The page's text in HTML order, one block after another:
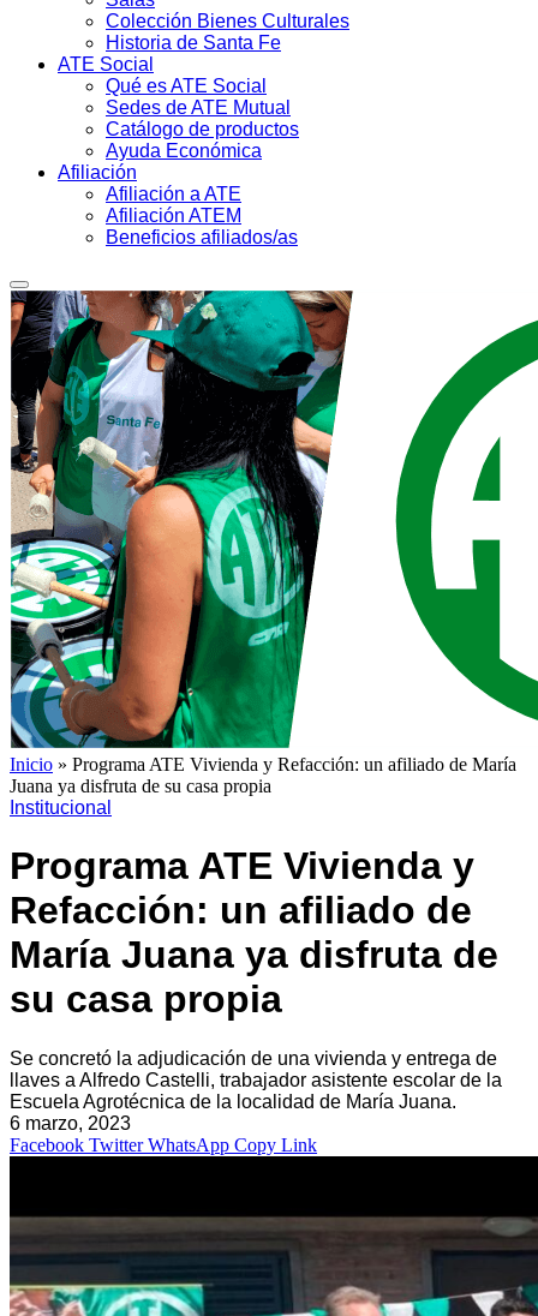
Colección Bienes Culturales
Historia de Santa Fe
ATE Social
Qué es ATE Social
Sedes de ATE Mutual
Catálogo de productos
Ayuda Económica
Afiliación
Afiliación a ATE
Afiliación ATEM
Beneficios afiliados/as
Inicio » Programa ATE Vivienda y Refacción: un afiliado de María
Juana ya disfruta de su casa propia
Institucional
Programa ATE Vivienda y
Refacción: un afiliado de
María Juana ya disfruta de
su casa propia
Se concretó la adjudicación de una vivienda y entrega de
llaves a Alfredo Castelli, trabajador asistente escolar de la
Escuela Agrotécnica de la localidad de María Juana.
6 marzo, 2023
Facebook Twitter WhatsApp Copy Link